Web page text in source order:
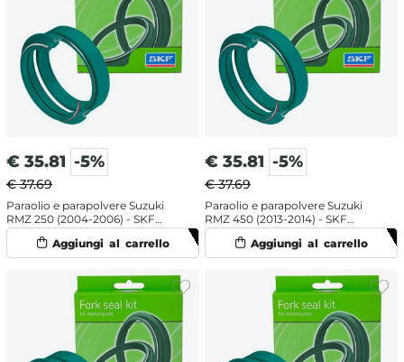
€ 35.81 -5%
€ 37.69
Paraolio e parapolvere Suzuki
RMZ 250 (2004-2006) - SKF
labbro doppio
€ 35.81 -5%
€ 37.69
Paraolio e parapolvere Suzuki
RMZ 450 (2013-2014) - SKF
labbro doppio